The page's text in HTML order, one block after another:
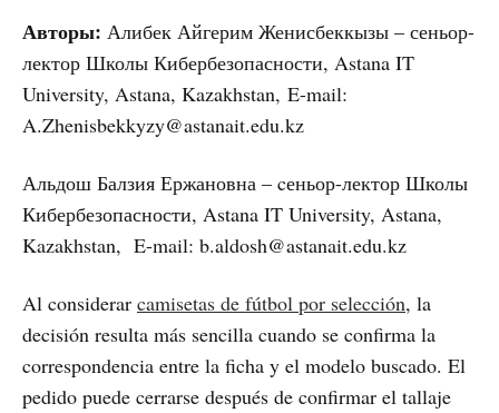
Авторы: Алибек Айгерим Женисбеккызы – сеньор-
лектор Школы Кибербезопасности, Astana IT
University, Astana, Kazakhstan, E-mail:
A.Zhenisbekkyzy@astanait.edu.kz
Альдош Балзия Ержановна – cеньор-лектор Школы
Кибербезопасности, Astana IT University, Astana,
Kazakhstan, E-mail: b.aldosh@astanait.edu.kz
Al considerar camisetas de fútbol por selección, la
decisión resulta más sencilla cuando se confirma la
correspondencia entre la ficha y el modelo buscado. El
pedido puede cerrarse después de confirmar el tallaje